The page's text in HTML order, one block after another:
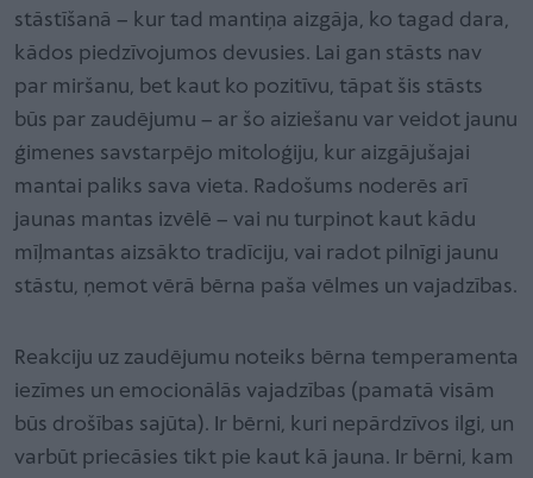
stāstīšanā – kur tad mantiņa aizgāja, ko tagad dara,
kādos piedzīvojumos devusies. Lai gan stāsts nav
par miršanu, bet kaut ko pozitīvu, tāpat šis stāsts
būs par zaudējumu – ar šo aiziešanu var veidot jaunu
ģimenes savstarpējo mitoloģiju, kur aizgājušajai
mantai paliks sava vieta. Radošums noderēs arī
jaunas mantas izvēlē – vai nu turpinot kaut kādu
mīļmantas aizsākto tradīciju, vai radot pilnīgi jaunu
stāstu, ņemot vērā bērna paša vēlmes un vajadzības.
Reakciju uz zaudējumu noteiks bērna temperamenta
iezīmes un emocionālās vajadzības (pamatā visām
būs drošības sajūta). Ir bērni, kuri nepārdzīvos ilgi, un
varbūt priecāsies tikt pie kaut kā jauna. Ir bērni, kam